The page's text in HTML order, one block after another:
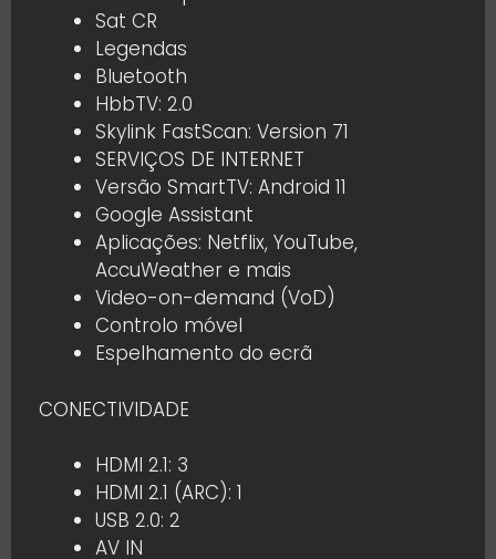
Sat CR
Legendas
Bluetooth
HbbTV: 2.0
Skylink FastScan: Version 71
SERVIÇOS DE INTERNET
Versão SmartTV: Android 11
Google Assistant
Aplicações: Netflix, YouTube,
AccuWeather e mais
Video-on-demand (VoD)
Controlo móvel
Espelhamento do ecrã
CONECTIVIDADE
HDMI 2.1: 3
HDMI 2.1 (ARC): 1
USB 2.0: 2
AV IN